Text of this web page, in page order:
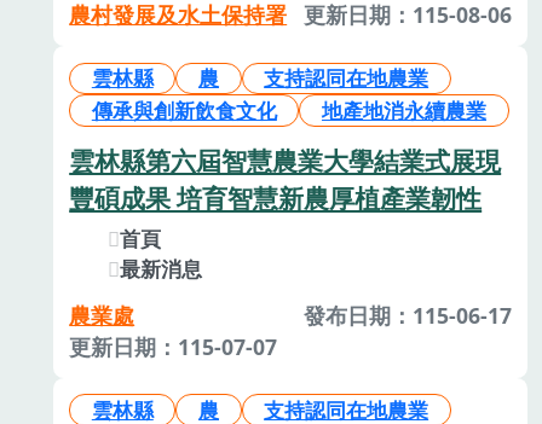
農村發展及水土保持署 更新日期：115-08-06
雲林縣 農
支持認同在地農業
傳承與創新飲食文化
地產地消永續農業
雲林縣第六屆智慧農業大學結業式展現
豐碩成果 培育智慧新農厚植產業韌性
首頁
最新消息
農業處
發布日期：115-06-17
更新日期：115-07-07
雲林縣 農
支持認同在地農業